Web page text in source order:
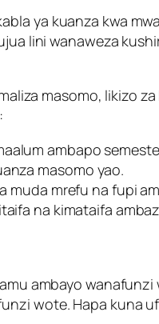
ya kuanza kwa
lini wanaweza
masomo, likizo
ambapo
masomo yao.
mrefu na fupi
na kimataifa
ambayo
wote. Hapa kuna